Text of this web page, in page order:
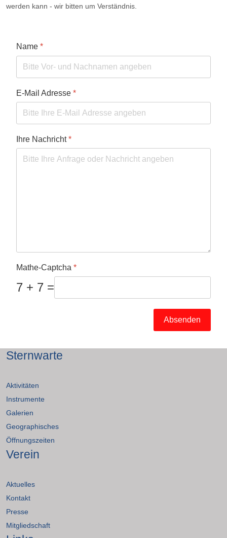
werden kann - wir bitten um Verständnis.
Name *
E-Mail Adresse *
Ihre Nachricht*
Mathe-Captcha *
7 + 7 =
Absenden
Sternwarte
Aktivitäten
Instrumente
Galerien
Geographisches
Öffnungszeiten
Verein
Aktuelles
Kontakt
Presse
Mitgliedschaft